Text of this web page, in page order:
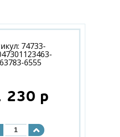
74733-
6555
230 p